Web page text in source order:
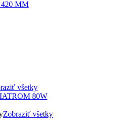
všetky
Zobraziť všetky